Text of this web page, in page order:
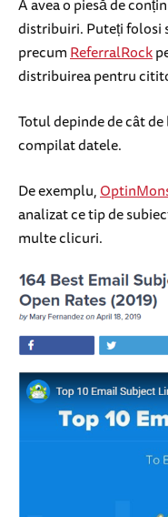
A avea o piesă de
distribuiri. Puteți folosi
precumReferralRock
distribuirea pentru
Totul depinde de cât
compilat datele.
De exemplu,
analizat ce tip de
multe clicuri.